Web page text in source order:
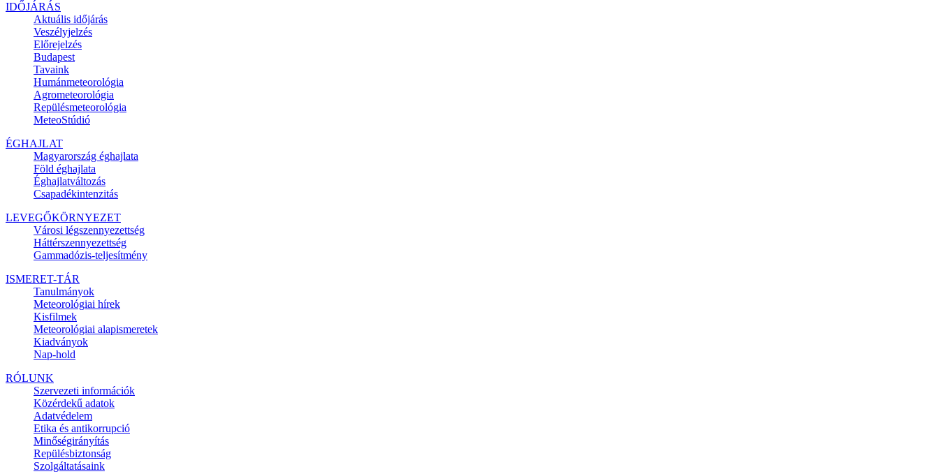
IDŐJÁRÁS
Aktuális időjárás
Veszélyjelzés
Előrejelzés
Budapest
Tavaink
Humánmeteorológia
Agrometeorológia
Repülésmeteorológia
MeteoStúdió
ÉGHAJLAT
Magyarország éghajlata
Föld éghajlata
Éghajlatváltozás
Csapadékintenzitás
LEVEGŐKÖRNYEZET
Városi légszennyezettség
Háttérszennyezettség
Gammadózis-teljesítmény
ISMERET-TÁR
Tanulmányok
Meteorológiai hírek
Kisfilmek
Meteorológiai alapismeretek
Kiadványok
Nap-hold
RÓLUNK
Szervezeti információk
Közérdekű adatok
Adatvédelem
Etika és antikorrupció
Minőségirányítás
Repülésbiztonság
Szolgáltatásaink